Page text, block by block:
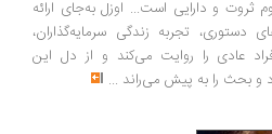
دارایی است... اوزل به‌جای ارائه
تجربه زندگی سرمایه‌گذاران،
را روایت می‌کند و از دل این
را به پیش می‌راند ...